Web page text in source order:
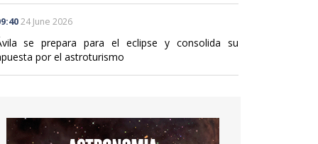
24 June 2026
se prepara para el eclipse y consolida su
por el astroturismo